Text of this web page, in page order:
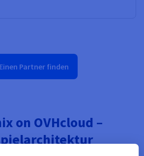
Einen Partner finden
on OVHcloud –